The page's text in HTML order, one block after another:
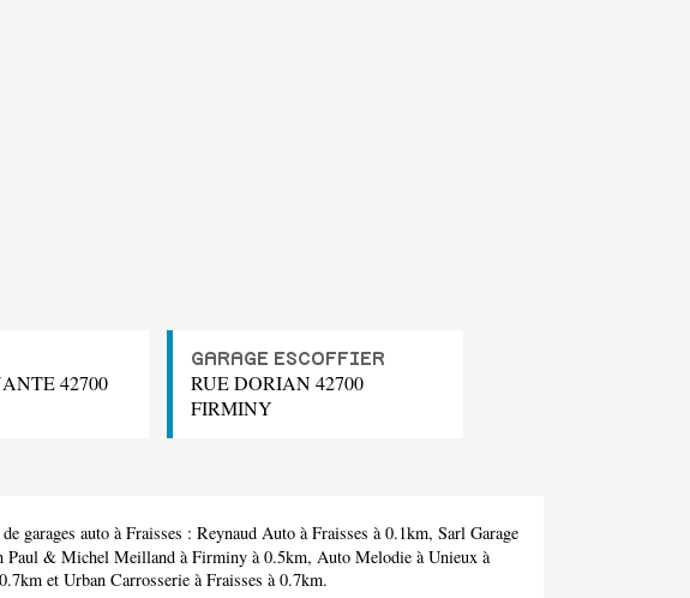
42700
GARAGE ESCOFFIER
RUE DORIAN 42700
FIRMINY
garages auto à Fraisses : Reynaud Auto à Fraisses à 0.1km, Sarl Garage
Paul & Michel Meilland à Firminy à 0.5km, Auto Melodie à Unieux à
et Urban Carrosserie à Fraisses à 0.7km.